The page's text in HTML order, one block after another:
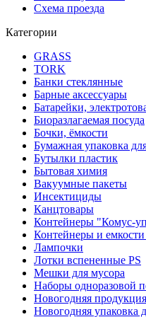
Схема проезда
Категории
GRASS
TORK
Банки стеклянные
Барные аксессуары
Батарейки,
Биоразлагаемая посуда
Бочки, ёмкости
Бумажная упаковка
Бутылки пластик
Бытовая химия
Вакуумные пакеты
Инсектициды
Канцтовары
Контейнеры "Комус-
Контейнеры и
Лампочки
Лотки вспененные PS
Мешки для мусора
Наборы одноразовой
Новогодняя продукция
Новогодняя упаковка